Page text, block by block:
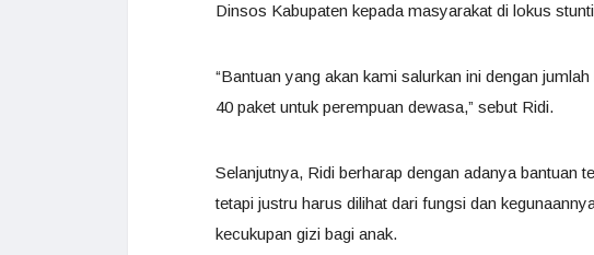
Dinsos Kabupaten kepada masyarakat di lokus
“Bantuan yang akan kami salurkan ini dengan
40 paket untuk perempuan dewasa,” sebut Ridi.
Selanjutnya, Ridi berharap dengan adanya bantuan
tetapi justru harus dilihat dari fungsi dan
kecukupan gizi bagi anak.